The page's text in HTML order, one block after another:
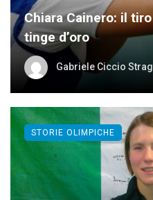
Chiara Cainero: il
tinge d’oro
Gabriele Ciccio
STORIE OLIMPICHE